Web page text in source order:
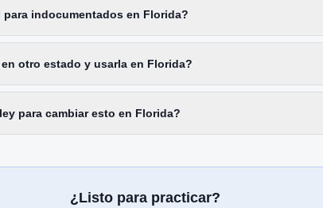
para indocumentados en Florida?
otro estado y usarla en Florida?
para cambiar esto en Florida?
¿Listo para practicar?